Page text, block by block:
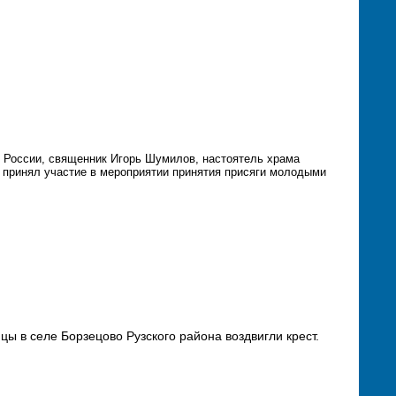
священник Игорь Шумилов, настоятель храма
участие в мероприятии принятия присяги молодыми
селе Борзецово Рузского района воздвигли крест.